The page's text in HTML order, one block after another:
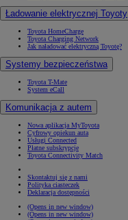
Ładowanie elektrycznej Toyoty
Toyota HomeCharge
Toyota Charging Network
Jak naładować elektryczną Toyotę?
Systemy bezpieczeństwa
Toyota T-Mate
System eCall
Komunikacja z autem
Nowa aplikacja MyToyota
Cyfrowy opiekun auta
Usługi Connected
Płatne subskrypcje
Toyota Connectivity Match
Skontaktuj się z nami
Polityka ciasteczek
Deklaracja dostępności
(Opens in new window)
(Opens in new window)